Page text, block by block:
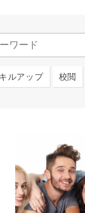
ルアップ 校閲